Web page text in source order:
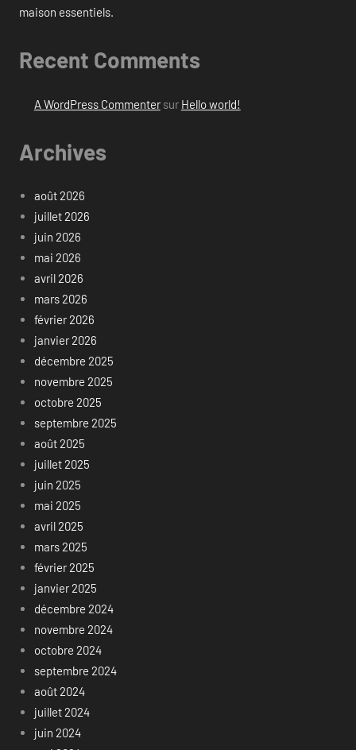
maison essentiels.
Recent Comments
A WordPress Commentersur Hello world!
Archives
août 2026
juillet 2026
juin 2026
mai 2026
avril 2026
mars 2026
février 2026
janvier 2026
décembre 2025
novembre 2025
octobre 2025
septembre 2025
août 2025
juillet 2025
juin 2025
mai 2025
avril 2025
mars 2025
février 2025
janvier 2025
décembre 2024
novembre 2024
octobre 2024
septembre 2024
août 2024
juillet 2024
juin 2024